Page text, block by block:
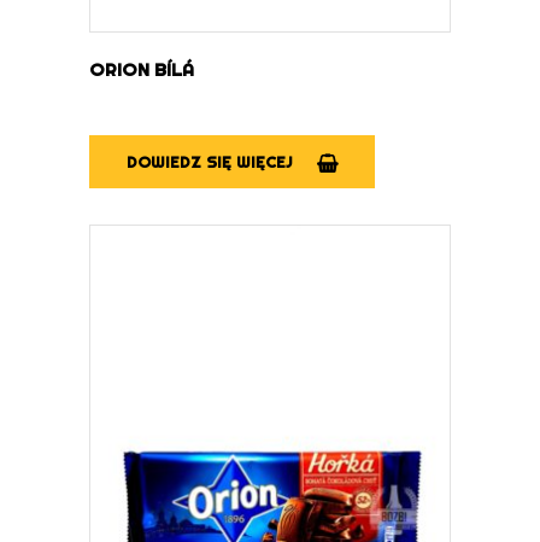
ORION BÍLÁ
DOWIEDZ SIĘ WIĘCEJ
DOWIEDZ SIĘ WIĘCEJ